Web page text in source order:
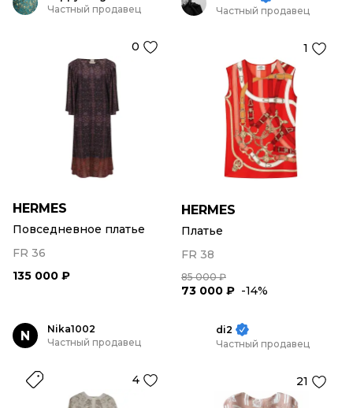
Частный продавец
0
HERMES
Повседневное платье
FR 36
135 000 ₽
Частный продавец
1
HERMES
Платье
FR 38
85 000 ₽
73 000 ₽ -14%
N
Nika1002
Частный продавец
4
di2
Частный продавец
21